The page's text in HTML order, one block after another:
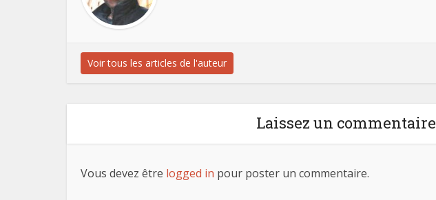
Voir tous les articles de l'auteur
Laissez un commentaire
Vous devez être logged in pour poster un commentaire.